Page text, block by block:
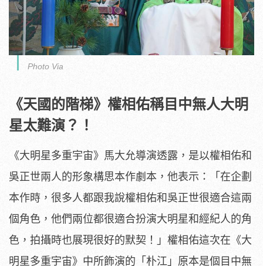
Photo Via
《天國的階梯》權相佑稱目中無人大明
星太難演？！
《大明星多重宇宙》馬大允導演透露， 是以權相佑和
吳正世兩人的形象構思本作劇本，他表示：「 在企劃
本作時，很多人都跟我說權相佑和吳正世很適合這兩
個角色， 他們兩位都很適合扮演大明星和經紀人的角
色， 拍攝時也展現很好的默契！」權相佑這次在《大
明星多重宇宙》 中所飾演的「朴江」原本是個目中無